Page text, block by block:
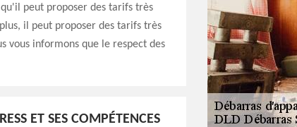
peut proposer des tarifs très
il peut proposer des tarifs très
vous informons que le respect des
ET SES COMPÉTENCES